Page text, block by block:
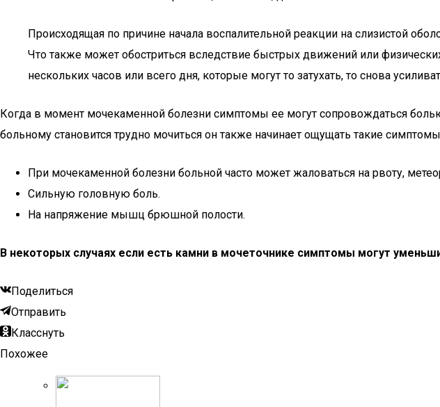
Происходящая по причине начала воспалительной реакции на слизистой
Что также может обостриться вследствие быстрых движений или
нескольких часов или всего дня, которые могут то затухать, то снова
Когда в момент мочекаменной болезни симптомы ее могут сопровождаться
больному становится трудно мочиться он также начинает ощущать такие
При мочекаменной болезни больной часто может жаловаться на рвоту,
Сильную головную боль.
На напряжение мышц брюшной полости.
В некоторых случаях если есть камни в мочеточнике симптомы могут
Поделиться
Отправить
Класснуть
Похожее